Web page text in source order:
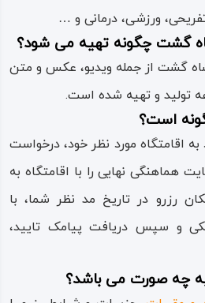
ورزشی، درمانی و …
گشت چگونه تهیه می شود؟
گشت از جمله ویدیو، عکس و متن
و تهیه شده است.
است؟
اقامتگاه مورد نظر خود، درخواست
هماهنگی نهایی را با اقامتگاه به
رزرو در تاریخ مد نظر شما، با
و سپس دریافت پیامک تایید،
به چه صورت می باشد؟